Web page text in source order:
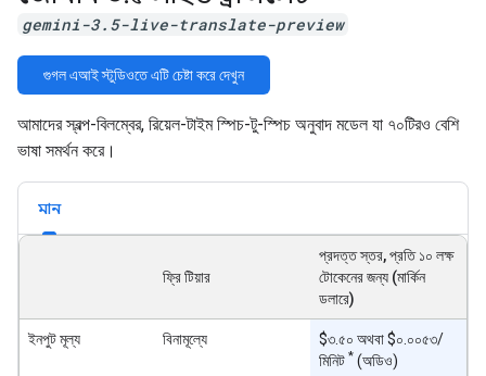
gemini-3.5-live-translate-preview
গুগল এআই স্টুডিওতে এটি চেষ্টা করে দেখুন
আমাদের স্বল্প-বিলম্বের, রিয়েল-টাইম স্পিচ-টু-স্পিচ অনুবাদ মডেল যা ৭০টিরও বেশি
ভাষা সমর্থন করে।
মান
ফ্রি টিয়ার
প্রদত্ত স্তর, প্রতি ১০ লক্ষ
টোকেনের জন্য (মার্কিন
ডলারে)
ইনপুট মূল্য বিনামূল্যে
$৩.৫০ অথবা $০.০০৫৩/
মিনিট * (অডিও)